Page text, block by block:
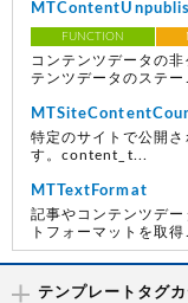
FUNCTION
コンテンツデータの
テンツデータのステー
特定のサイトで公開
す。content_t...
MTTextFormat
記事やコンテンツデ
トフォーマットを取得
テンプレートタグカ